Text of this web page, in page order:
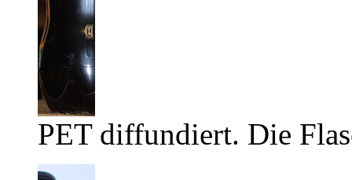
PET diffundiert. Die